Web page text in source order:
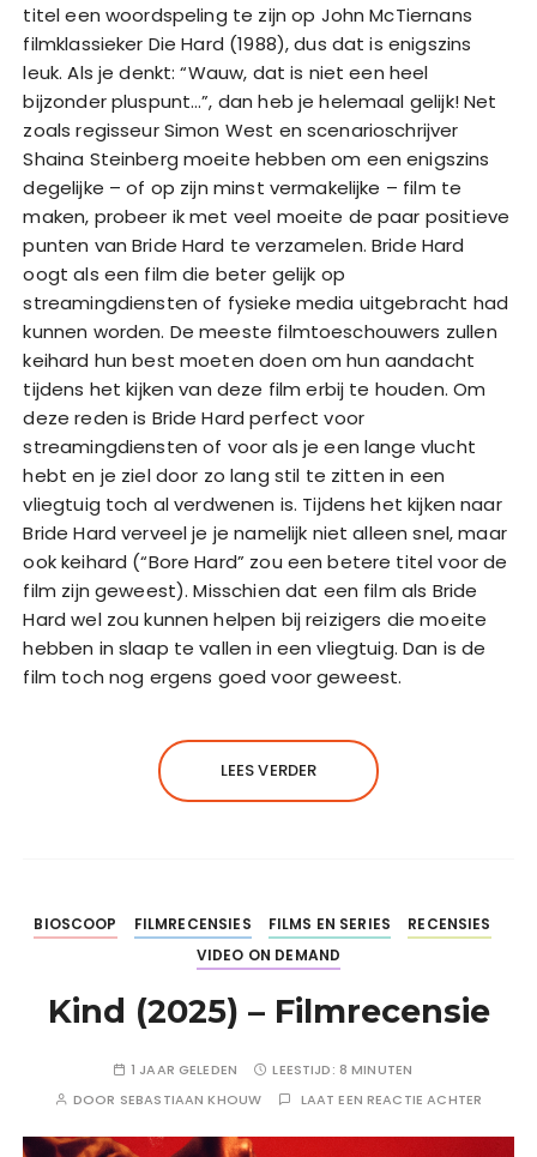
titel een woordspeling te zijn op John McTiernans
filmklassieker Die Hard (1988), dus dat is enigszins
leuk. Als je denkt: “Wauw, dat is niet een heel
bijzonder pluspunt…”, dan heb je helemaal gelijk! Net
zoals regisseur Simon West en scenarioschrijver
Shaina Steinberg moeite hebben om een enigszins
degelijke – of op zijn minst vermakelijke – film te
maken, probeer ik met veel moeite de paar positieve
punten van Bride Hard te verzamelen. Bride Hard
oogt als een film die beter gelijk op
streamingdiensten of fysieke media uitgebracht had
kunnen worden. De meeste filmtoeschouwers zullen
keihard hun best moeten doen om hun aandacht
tijdens het kijken van deze film erbij te houden. Om
deze reden is Bride Hard perfect voor
streamingdiensten of voor als je een lange vlucht
hebt en je ziel door zo lang stil te zitten in een
vliegtuig toch al verdwenen is. Tijdens het kijken naar
Bride Hard verveel je je namelijk niet alleen snel, maar
ook keihard (“Bore Hard” zou een betere titel voor de
film zijn geweest). Misschien dat een film als Bride
Hard wel zou kunnen helpen bij reizigers die moeite
hebben in slaap te vallen in een vliegtuig. Dan is de
film toch nog ergens goed voor geweest.
LEES VERDER
BIOSCOOP FILMRECENSIES FILMS EN SERIES
RECENSIES
VIDEO ON DEMAND
Kind (2025) – Filmrecensie
1 JAAR GELEDEN LEESTIJD: 8 MINUTEN
DOOR SEBASTIAAN KHOUW LAAT EEN REACTIE ACHTER